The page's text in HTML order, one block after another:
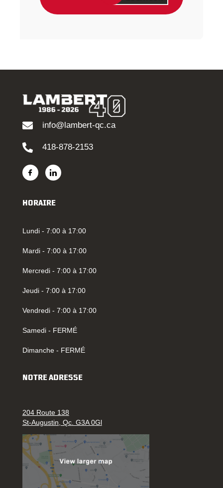
info@lambert-qc.ca
418-878-2153
HORAIRE
Lundi - 7:00 à 17:00
Mardi - 7:00 à 17:00
Mercredi - 7:00 à 17:00
Jeudi - 7:00 à 17:00
Vendredi - 7:00 à 17:00
Samedi - FERMÉ
Dimanche - FERMÉ
NOTRE ADRESSE
204 Route 138
St-Augustin, Qc. G3A 0Gl